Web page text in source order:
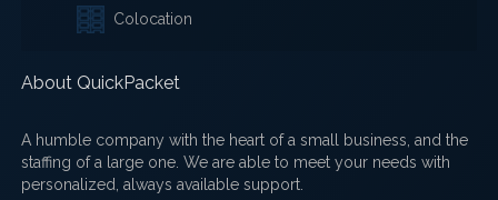
Colocation
About QuickPacket
A humble company with the heart of a small business, and the
staffing of a large one. We are able to meet your needs with
personalized, always available support.